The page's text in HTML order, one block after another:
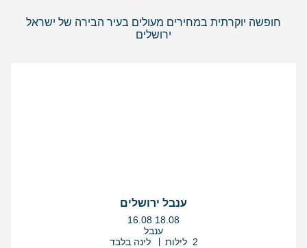
חופשה יוקרתית במחירים מעולים בעיר הבירה של ישראל
ירושלים
ענבל ירושלים
בין
16.08 18.08
ענבל
2 לילות
לינה בלבד